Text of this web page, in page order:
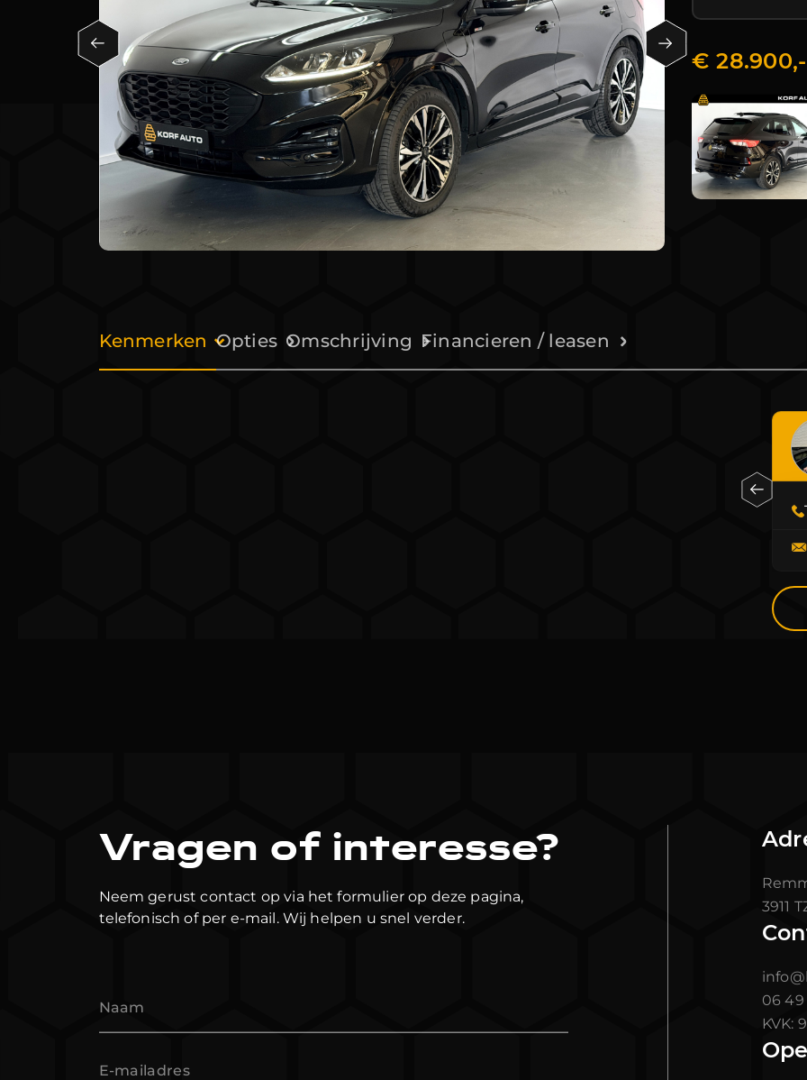
€
Kenmerken Opties Omschrijving Financieren / leasen
Vragen of interesse?
Neem gerust contact op via het formulier op deze pagina,
telefonisch of per e-mail. Wij helpen u snel verder.
Naam
E-mailadres
3911
06 49
KVK: